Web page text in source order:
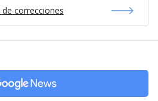
correcciones